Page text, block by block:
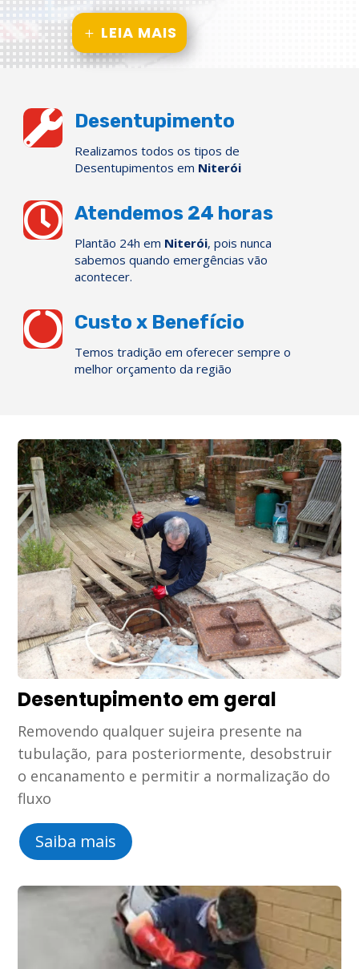
LEIA MAIS
 Desentupimento
Realizamos todos os tipos de
Desentupimentos em Niterói
 Atendemos 24 horas
Plantão 24h em Niterói, pois nunca
sabemos quando emergências vão
acontecer.
 Custo x Benefício
Temos tradição em oferecer sempre o
melhor orçamento da região
Desentupimento em geral
Removendo qualquer sujeira presente na
tubulação, para posteriormente, desobstruir
o encanamento e permitir a normalização do
fluxo
Saiba mais